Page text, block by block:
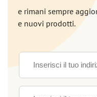
e rimani sempre
e nuovi prodotti.